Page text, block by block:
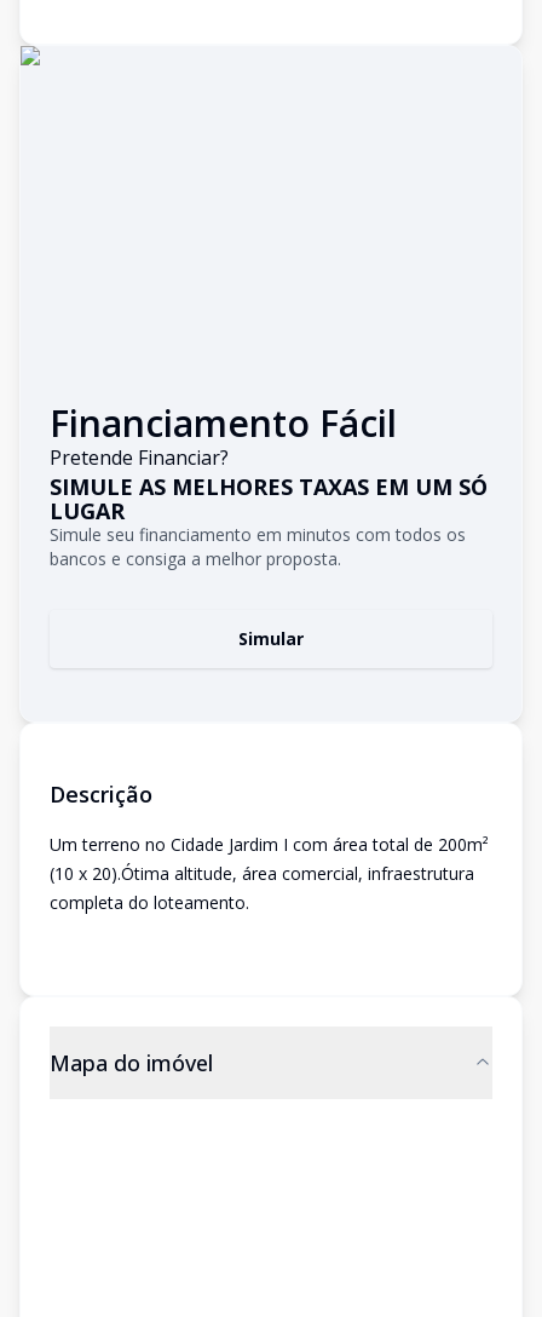
Financiamento Fácil
Pretende Financiar?
SIMULE AS MELHORES TAXAS EM UM SÓ
LUGAR
Simule seu financiamento em minutos com todos os
bancos e consiga a melhor proposta.
Simular
Descrição
Um terreno no Cidade Jardim I com área total de 200m²
(10 x 20).Ótima altitude, área comercial, infraestrutura
completa do loteamento.
Mapa do imóvel